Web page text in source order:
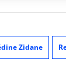
Zidane